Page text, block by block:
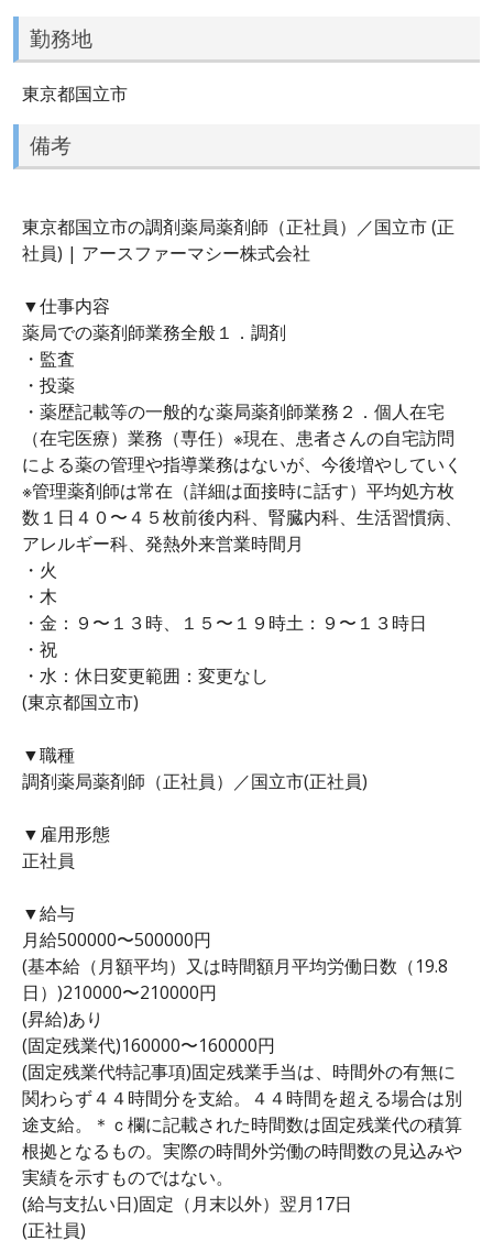
勤務地
東京都国立市
備考
東京都国立市の調剤薬局薬剤師（正社員）／国立市 (正
社員) | アースファーマシー株式会社
▼仕事内容
薬局での薬剤師業務全般１．調剤
・監査
・投薬
・薬歴記載等の一般的な薬局薬剤師業務２．個人在宅
（在宅医療）業務（専任）※現在、患者さんの自宅訪問
による薬の管理や指導業務はないが、今後増やしていく
※管理薬剤師は常在（詳細は面接時に話す）平均処方枚
数１日４０〜４５枚前後内科、腎臓内科、生活習慣病、
アレルギー科、発熱外来営業時間月
・火
・木
・金：９〜１３時、１５〜１９時土：９〜１３時日
・祝
・水：休日変更範囲：変更なし
(東京都国立市)
▼職種
調剤薬局薬剤師（正社員）／国立市(正社員)
▼雇用形態
正社員
▼給与
月給500000〜500000円
(基本給（月額平均）又は時間額月平均労働日数（19.8
日）)210000〜210000円
(昇給)あり
(固定残業代)160000〜160000円
(固定残業代特記事項)固定残業手当は、時間外の有無に
関わらず４４時間分を支給。４４時間を超える場合は別
途支給。＊ｃ欄に記載された時間数は固定残業代の積算
根拠となるもの。実際の時間外労働の時間数の見込みや
実績を示すものではない。
(給与支払い日)固定（月末以外）翌月17日
(正社員)